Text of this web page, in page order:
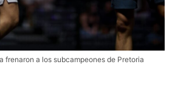
frenaron a los subcampeones de Pretoria